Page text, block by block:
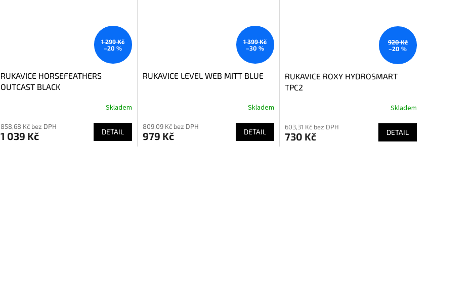
1 299 Kč
–20 %
RUKAVICE HORSEFEATHERS
OUTCAST BLACK
Skladem
858,68 Kč bez DPH
1 039 Kč DETAIL
1 399 Kč
–30 %
RUKAVICE LEVEL WEB MITT BLUE
Skladem
809,09 Kč bez DPH
979 Kč DETAIL
920 Kč
–20 %
RUKAVICE ROXY HYDROSMART
TPC2
Skladem
603,31 Kč bez DPH
730 Kč DETAIL